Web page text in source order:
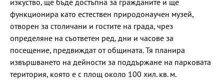
функционира като естествен природонаучен музей,
отворен за столичани и гостите на града, чрез
определяне на съответен ред, дни и часове за
посещение, предвиждат от общината. Тя планира
извършването на дейности за поддържане на парковата
територия, която е с площ около 100 хил. кв. м.